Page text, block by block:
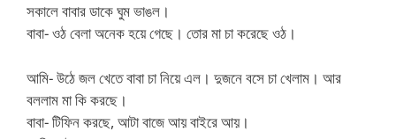
সকালে বাবার ডাকে ঘুম ভাঙল।
বাবা- ওঠ বেলা অনেক হয়ে গেছে। তোর মা চা করেছে ওঠ।
আমি- উঠে জল খেতে বাবা চা নিয়ে এল। দুজনে বসে চা খেলাম। আর
বললাম মা কি করছে।
বাবা- টিফিন করছে, আটা বাজে আয় বাইরে আয়।